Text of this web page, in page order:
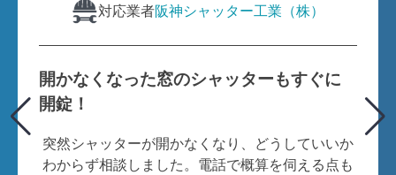
対応業者阪神シャッター工業（株）
開かなくなった窓のシャッターもすぐに
開錠！
突然シャッターが開かなくなり、どうしていいか
わからず相談しました。電話で概算を伺える点も